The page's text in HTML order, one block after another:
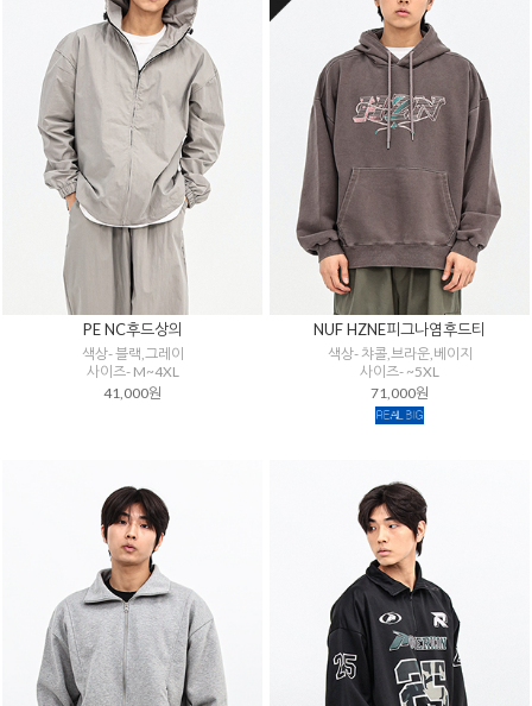
PE NC후드상의
색상- 블랙,그레이
사이즈- M~4XL
41,000원
NUF HZNE피그나염후드티
색상- 챠콜,브라운,베이지
사이즈- ~5XL
71,000원